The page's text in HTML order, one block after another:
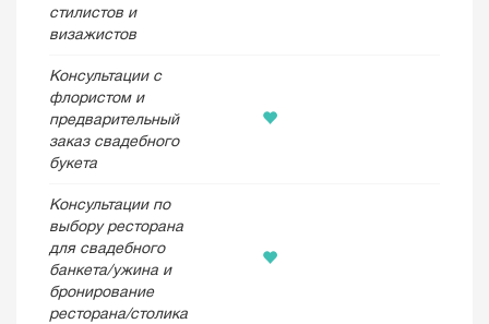
стилистов и
визажистов
Консультации с
флористом и
предварительный
заказ свадебного
букета
Консультации по
выбору ресторана
для свадебного
банкета/ужина и
бронирование
ресторана/столика